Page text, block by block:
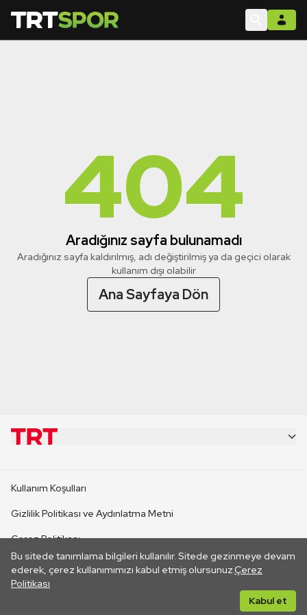
404
Aradığınız sayfa bulunamadı
Aradığınız sayfa kaldırılmış, adı değiştirilmiş ya da geçici olarak
kullanım dışı olabilir
Ana Sayfaya Dön
Bu sitede tanımlama bilgileri kullanılır. Sitede gezinmeye devam
ederek, çerez kullanımımızı kabul etmiş olursunuz.Çerez
Politikası
Kabul et
CANLI YAYINLAR
Kullanım Koşulları
Gizlilik Politikası ve Aydınlatma Metni
Çerez Politikası
İletişim
Her hakkı saklıdır. ©2026 TRT. Bağlantı yoluyla gidilen dış